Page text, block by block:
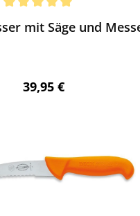
mit Säge und
Regulärer Preis:
39,95 €